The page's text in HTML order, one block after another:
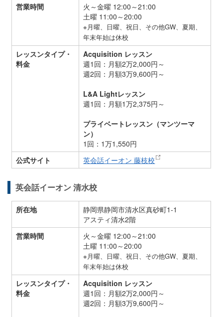
営業時間
火～金曜 12:00～21:00
土曜 11:00～20:00
※月曜、日曜、祝日、その他GW、夏期、
年末年始は休校
レッスンタイプ・
料金
Acquisition レッスン
週1回：月額2万2,000円～
週2回：月額3万9,600円～
L&A Lightレッスン
週1回：月額1万2,375円～
プライベートレッスン（マンツーマ
ン）
1回：1万1,550円
公式サイト
英会話イーオン 藤枝校
英会話イーオン 清水校
所在地
静岡県静岡市清水区真砂町1-1
アスティ清水2階
営業時間
火～金曜 12:00～21:00
土曜 11:00～20:00
※月曜、日曜、祝日、その他GW、夏期、
年末年始は休校
レッスンタイプ・
料金
Acquisition レッスン
週1回：月額2万2,000円～
週2回：月額3万9,600円～